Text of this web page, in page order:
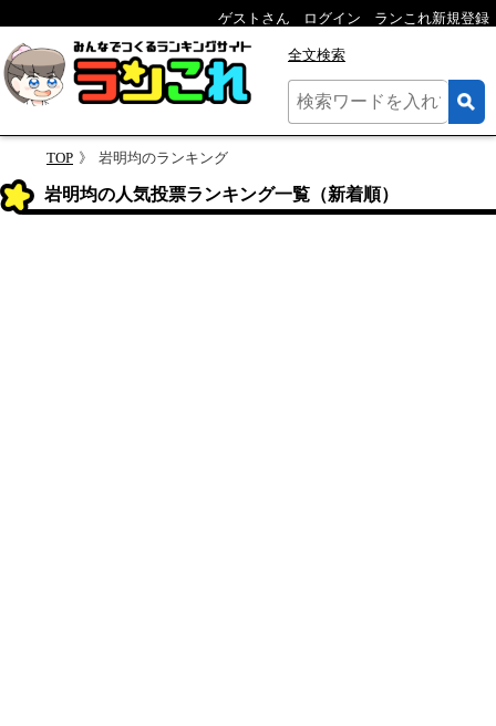
ゲストさん ログイン ランこれ新規登録
全文検索
TOP 岩明均のランキング
岩明均の人気投票ランキング一覧（新着順）